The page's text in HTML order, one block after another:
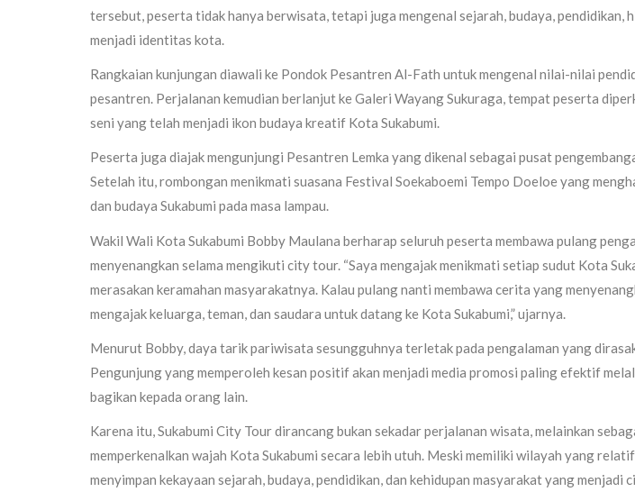
tersebut, peserta tidak hanya berwisata, tetapi juga mengenal sejarah, budaya, pendidikan,
menjadi identitas kota.
Rangkaian kunjungan diawali ke Pondok Pesantren Al-Fath untuk mengenal nilai-nilai
pesantren. Perjalanan kemudian berlanjut ke Galeri Wayang Sukuraga, tempat peserta
seni yang telah menjadi ikon budaya kreatif Kota Sukabumi.
Peserta juga diajak mengunjungi Pesantren Lemka yang dikenal sebagai pusat
Setelah itu, rombongan menikmati suasana Festival Soekaboemi Tempo Doeloe yang
dan budaya Sukabumi pada masa lampau.
Wakil Wali Kota Sukabumi Bobby Maulana berharap seluruh peserta membawa pulang
menyenangkan selama mengikuti city tour. “Saya mengajak menikmati setiap sudut Kota
merasakan keramahan masyarakatnya. Kalau pulang nanti membawa cerita yang
mengajak keluarga, teman, dan saudara untuk datang ke Kota Sukabumi,” ujarnya.
Menurut Bobby, daya tarik pariwisata sesungguhnya terletak pada pengalaman yang
Pengunjung yang memperoleh kesan positif akan menjadi media promosi paling efektif
bagikan kepada orang lain.
Karena itu, Sukabumi City Tour dirancang bukan sekadar perjalanan wisata, melainkan
memperkenalkan wajah Kota Sukabumi secara lebih utuh. Meski memiliki wilayah yang
menyimpan kekayaan sejarah, budaya, pendidikan, dan kehidupan masyarakat yang menjadi